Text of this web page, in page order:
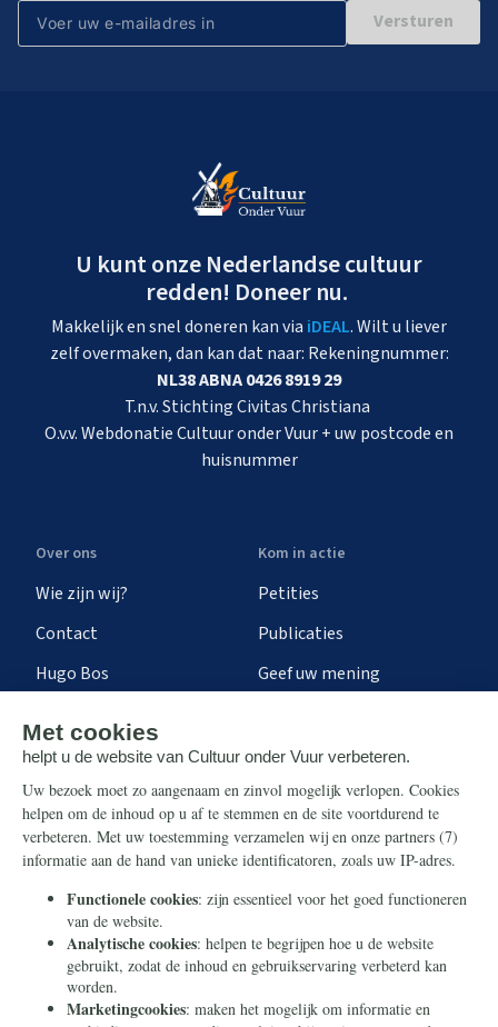
Versturen
U kunt onze Nederlandse cultuur
redden! Doneer nu.
Makkelijk en snel doneren kan via iDEAL. Wilt u liever
zelf overmaken, dan kan dat naar: Rekeningnummer:
NL38 ABNA 0426 8919 29
T.n.v. Stichting Civitas Christiana
O.v.v. Webdonatie Cultuur onder Vuur + uw postcode en
huisnummer
Over ons
Wie zijn wij?
Contact
Hugo Bos
Kom in actie
Petities
Publicaties
Geef uw mening
Steun ons
Nieuwsbrief
Eenmalig
Maandelijks
Periodiek
Nalaten
Info
Contact
Ontvang onze Telegram-
berichten